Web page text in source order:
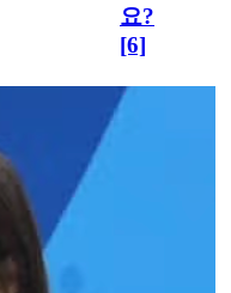
요?
[6]